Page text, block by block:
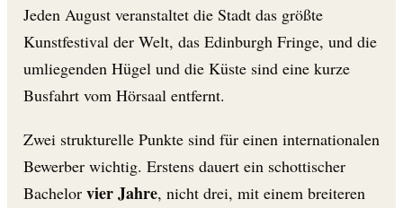
Jeden August veranstaltet die Stadt das größte
Kunstfestival der Welt, das Edinburgh Fringe, und die
umliegenden Hügel und die Küste sind eine kurze
Busfahrt vom Hörsaal entfernt.
Zwei strukturelle Punkte sind für einen internationalen
Bewerber wichtig. Erstens dauert ein schottischer
Bachelor vier Jahre, nicht drei, mit einem breiteren